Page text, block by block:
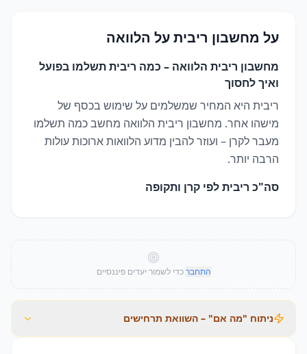
על מחשבון ריבית על הלוואה
מחשבון ריבית הלוואה – כמה ריבית תשלמו בפועל
ואיך לחסוך
ריבית היא המחיר שמשלמים על שימוש בכסף של
מישהו אחר. מחשבון ריבית הלוואה מחשב כמה תשלמו
מעבר לקרן – ועוזר להבין מדוע הלוואות ארוכות עולות
הרבה יותר.
סה"כ ריבית לפי קרן ותקופה
התחברכדי לשמור יעדים פיננסיים
ניתוח "מה אם" – השוואת תרחישים